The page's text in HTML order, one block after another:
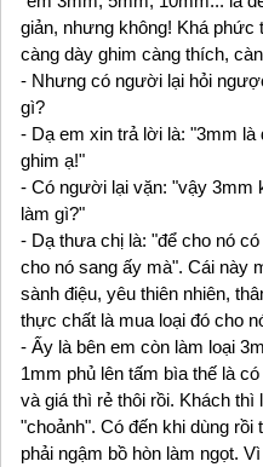
giản, nhưng không! Khá phức
càng dày ghim càng thích,
- Nhưng có người lại hỏi
gì?
- Dạ em xin trả lời là: "3mm
ghim ạ!"
- Có người lại vặn: "vậy 3mm
làm gì?"
- Dạ thưa chị là: "để cho nó
cho nó sang ấy mà". Cái này
sành điệu, yêu thiên nhiên,
thực chất là mua loại đó cho
- Ấy là bên em còn làm loại
1mm phủ lên tấm bìa thế là
và giá thì rẻ thôi rồi. Khách
"choảnh". Có đến khi dùng
phải ngậm bồ hòn làm ngọt.